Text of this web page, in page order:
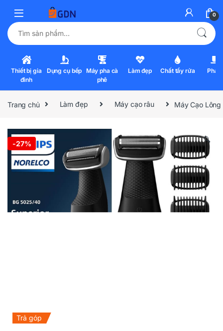
0
Tìm kiếm:
Thiết bị gia
đình
Dụng cụ bếp Máy pha cà
phê
Làm đẹp Chất tẩy rửa Pha
Trang chủ Làm đẹp Máy cạo râu Máy Cạo
-27% 🔍
Trả góp